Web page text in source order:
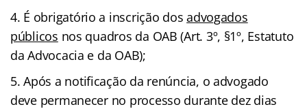
É obrigatório a inscrição dosadvogados
públicos nos quadros da OAB (Art. 3º, §1º, Estatuto
da Advocacia e da OAB);
Após a notificação da renúncia, o advogado
deve permanecer no processo durante dez dias